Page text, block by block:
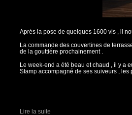
Aprés la pose de quelques 1600 vis , il
La commande des couvertines de
de la gouttiére prochainement .
Le week-end a été beau et chaud , il y a
Stamp accompagné de ses suiveurs ,
Lire la suite